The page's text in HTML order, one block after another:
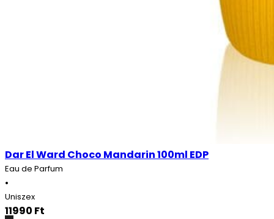
Dar El Ward Choco Mandarin 100ml EDP
Eau de Parfum
•
Uniszex
11990 Ft